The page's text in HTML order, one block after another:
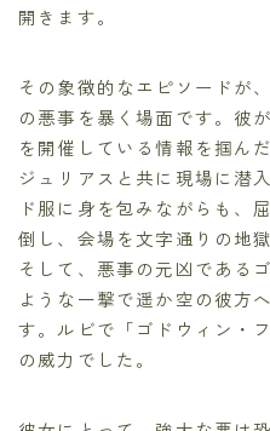
開きます。
その象徴的なエピソードが
の悪事を暴く場面です。彼
を開催している情報を掴ん
ジュリアスと共に現場に潜
ド服に身を包みながらも、
倒し、会場を文字通りの地
そして、悪事の元凶である
ような一撃で遥か空の彼方
す。ルビで「ゴドウィン・
の威力でした。